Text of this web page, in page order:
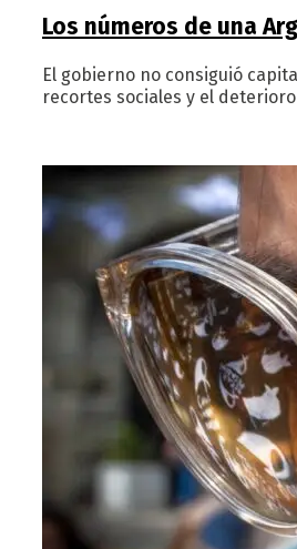
Los números de una
El gobierno no consiguió
recortes sociales y el